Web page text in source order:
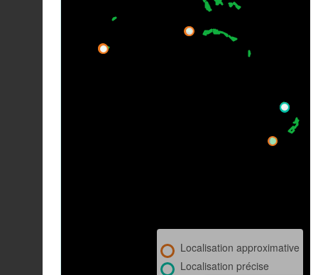
Localisation approximative
Localisation précise